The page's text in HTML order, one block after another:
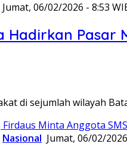
Jumat, 06/02/2026 - 8:53
Hadirkan
di sejumlah wilayah
Nasional Jumat, 06/02/